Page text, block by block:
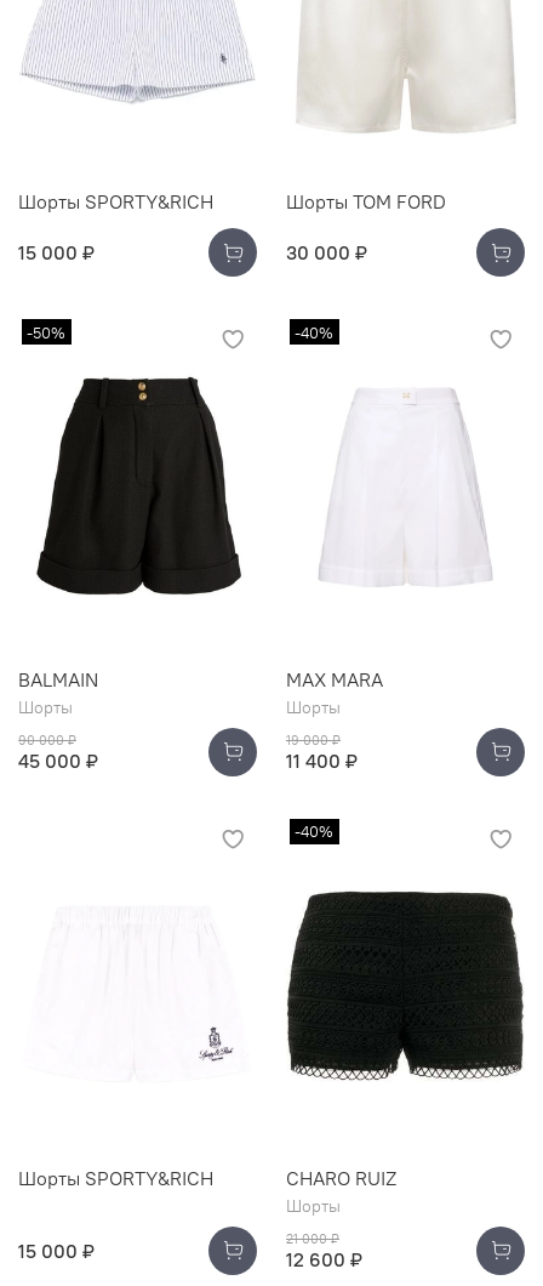
Шорты SPORTY&RICH
15 000 ₽
Шорты TOM FORD
30 000 ₽
-50%
BALMAIN
Шорты
90 000 ₽
45 000 ₽
-40%
MAX MARA
Шорты
19 000 ₽
11 400 ₽
Шорты SPORTY&RICH
15 000 ₽
-40%
CHARO RUIZ
Шорты
21 000 ₽
12 600 ₽